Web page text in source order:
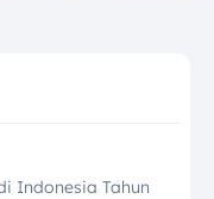
Indonesia Tahun